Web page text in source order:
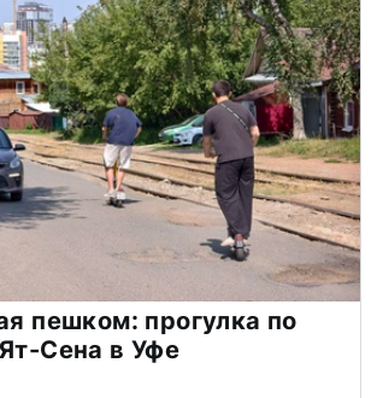
пешком: прогулка по
Сена в Уфе